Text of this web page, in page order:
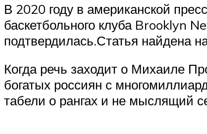
В 2020 году в американской
баскетбольного клуба Brooklyn
подтвердилась.Статья найдена
Когда речь заходит о Михаиле
богатых россиян с
табели о рангах и не мыслящий